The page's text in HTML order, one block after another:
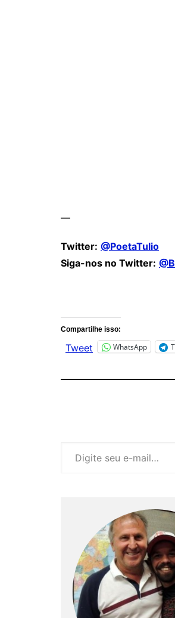
—
Twitter: @PoetaTulio
Siga-nos no Twitter:
Compartilhe isso:
Tweet WhatsApp